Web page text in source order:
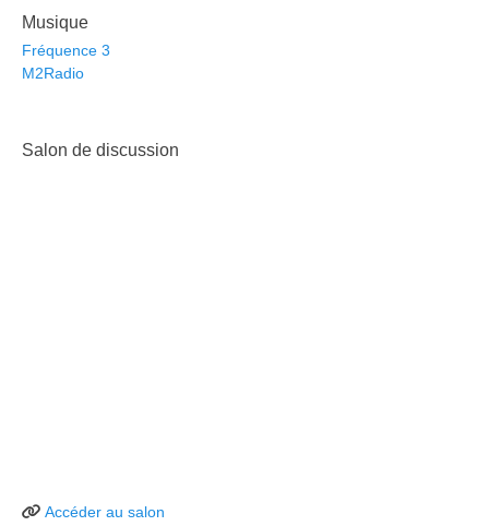
Musique
Fréquence 3
M2Radio
Salon de discussion
Accéder au salon